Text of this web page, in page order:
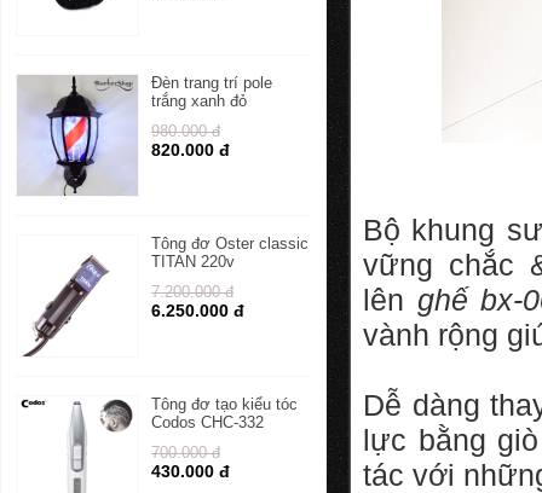
Đèn trang trí pole
trắng xanh đỏ
980.000 đ
820.000 đ
Tông đơ Oster classic
TITAN 220v
7.200.000 đ
6.250.000 đ
Tông đơ tạo kiểu tóc
Codos CHC-332
700.000 đ
430.000 đ
Bộ khung
vững chắc
lên ghế bx-
vành rộng
Dễ dàng
lực bằng
tác với